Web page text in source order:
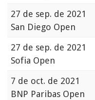
27 de sep. de 2021
San Diego Open
27 de sep. de 2021
Sofia Open
7 de oct. de 2021
BNP Paribas Open